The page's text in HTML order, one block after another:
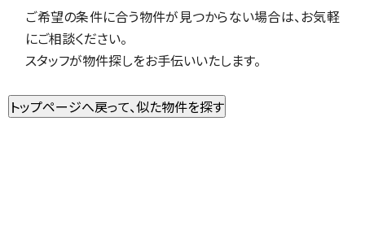
ご希望の条件に合う物件が見つからない場合は、お気軽
にご相談ください。
スタッフが物件探しをお手伝いいたします。